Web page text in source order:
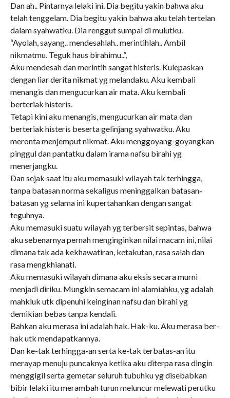
Dan ah.. Pintarnya lelaki ini. Dia begitu yakin bahwa aku
telah tenggelam. Dia begitu yakin bahwa aku telah tertelan
dalam syahwatku. Dia renggut sumpal di mulutku.
“Ayolah, sayang.. mendesahlah.. merintihlah.. Ambil
nikmatmu. Teguk haus birahimu..”,
Aku mendesah dan merintih sangat histeris. Kulepaskan
dengan liar derita nikmat yg melandaku. Aku kembali
menangis dan mengucurkan air mata. Aku kembali
berteriak histeris.
Tetapi kini aku menangis, mengucurkan air mata dan
berteriak histeris beserta gelinjang syahwatku. Aku
meronta menjemput nikmat. Aku menggoyang-goyangkan
pinggul dan pantatku dalam irama nafsu birahi yg
menerjangku.
Dan sejak saat itu aku memasuki wilayah tak terhingga,
tanpa batasan norma sekaligus meninggalkan batasan-
batasan yg selama ini kupertahankan dengan sangat
teguhnya.
Aku memasuki suatu wilayah yg terbersit sepintas, bahwa
aku sebenarnya pernah menginginkan nilai macam ini, nilai
dimana tak ada kekhawatiran, ketakutan, rasa salah dan
rasa mengkhianati.
Aku memasuki wilayah dimana aku eksis secara murni
menjadi diriku. Mungkin semacam ini alamiahku, yg adalah
mahkluk utk dipenuhi keinginan nafsu dan birahi yg
demikian bebas tanpa kendali.
Bahkan aku merasa ini adalah hak. Hak-ku. Aku merasa ber-
hak utk mendapatkannya.
Dan ke-tak terhingga-an serta ke-tak terbatas-an itu
merayap menuju puncaknya ketika aku diterpa rasa dingin
menggigil serta gemetar seluruh tubuhku yg disebabkan
bibir lelaki itu merambah turun meluncur melewati perutku